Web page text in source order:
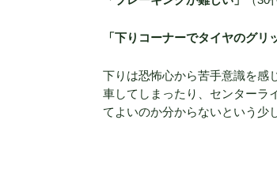
「下りコーナーでタイヤのグ
下りは恐怖心から苦手意識を感
車してしまったり、センターラ
てよいのか分からないという少